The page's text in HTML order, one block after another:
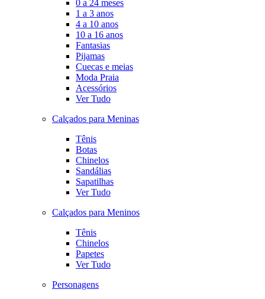
0 a 24 meses
1 a 3 anos
4 a 10 anos
10 a 16 anos
Fantasias
Pijamas
Cuecas e meias
Moda Praia
Acessórios
Ver Tudo
Calçados para Meninas
Tênis
Botas
Chinelos
Sandálias
Sapatilhas
Ver Tudo
Calçados para Meninos
Tênis
Chinelos
Papetes
Ver Tudo
Personagens